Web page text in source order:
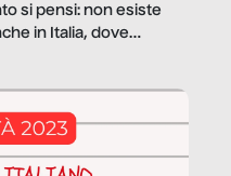
si pensi: non esiste
in Italia, dove